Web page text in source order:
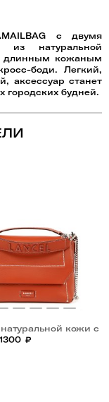
с двумя
из натуральной
длинным кожаным
боди. Легкий,
аксессуар станет
будней.
кожи с
ремнем-цепочкой
₽